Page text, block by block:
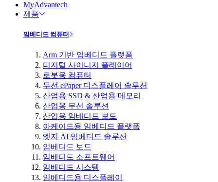
MyAdvantech
제품
임베디드 컴퓨터
Arm 기반 임베디드 플랫폼
디지털 사이니지 플레이어
로봇용 컴퓨터
무선 ePaper 디스플레이 솔루션
산업용 SSD & 산업용 메모리
산업용 무선 솔루션
산업용 임베디드 보드
아케이드용 임베디드 플랫폼
엣지 AI 임베디드 솔루션
임베디드 보드
임베디드 소프트웨어
임베디드 시스템
임베디드용 디스플레이